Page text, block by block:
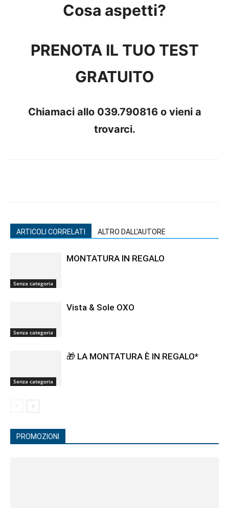
Cosa aspetti?
PRENOTA IL TUO TEST
GRATUITO
Chiamaci allo 039.790816o vieni a
trovarci.
ARTICOLI CORRELATI ALTRO DALL'AUTORE
Senza categoria
MONTATURA IN REGALO
Senza categoria
Vista & Sole OXO
Senza categoria
🎁 LA MONTATURA È IN REGALO*
PROMOZIONI